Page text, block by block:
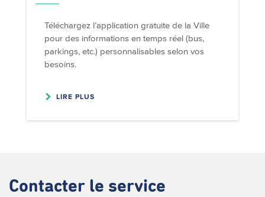
Téléchargez l’application gratuite de la Ville
pour des informations en temps réel (bus,
parkings, etc.) personnalisables selon vos
besoins.
LIRE PLUS
Contacter le service